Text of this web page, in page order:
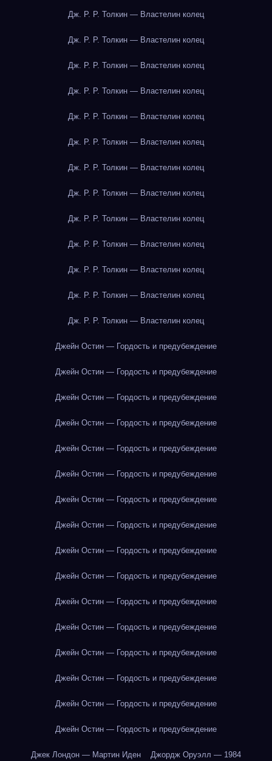
Дж. Р. Р. Толкин — Властелин колец
Дж. Р. Р. Толкин — Властелин колец
Дж. Р. Р. Толкин — Властелин колец
Дж. Р. Р. Толкин — Властелин колец
Дж. Р. Р. Толкин — Властелин колец
Дж. Р. Р. Толкин — Властелин колец
Дж. Р. Р. Толкин — Властелин колец
Дж. Р. Р. Толкин — Властелин колец
Дж. Р. Р. Толкин — Властелин колец
Дж. Р. Р. Толкин — Властелин колец
Дж. Р. Р. Толкин — Властелин колец
Дж. Р. Р. Толкин — Властелин колец
Дж. Р. Р. Толкин — Властелин колец
Джейн Остин — Гордость и предубеждение
Джейн Остин — Гордость и предубеждение
Джейн Остин — Гордость и предубеждение
Джейн Остин — Гордость и предубеждение
Джейн Остин — Гордость и предубеждение
Джейн Остин — Гордость и предубеждение
Джейн Остин — Гордость и предубеждение
Джейн Остин — Гордость и предубеждение
Джейн Остин — Гордость и предубеждение
Джейн Остин — Гордость и предубеждение
Джейн Остин — Гордость и предубеждение
Джейн Остин — Гордость и предубеждение
Джейн Остин — Гордость и предубеждение
Джейн Остин — Гордость и предубеждение
Джейн Остин — Гордость и предубеждение
Джейн Остин — Гордость и предубеждение
Джек Лондон — Мартин Иден Джордж Оруэлл — 1984